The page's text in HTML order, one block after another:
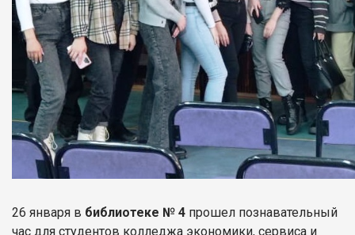
26 января в библиотеке № 4 прошел познавательный
час для студентов колледжа экономики, сервиса и